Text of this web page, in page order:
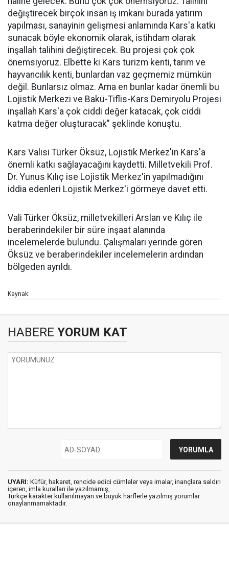
değiştirecek birçok insan iş imkanı burada yatırım
yapılması, sanayinin gelişmesi anlamında Kars'a katkı
sunacak böyle ekonomik olarak, istihdam olarak
inşallah talihini değiştirecek. Bu projesi çok çok
önemsiyoruz. Elbette ki Kars turizm kenti, tarım ve
hayvancılık kenti, bunlardan vaz geçmemiz mümkün
değil. Bunlarsız olmaz. Ama en bunlar kadar önemli bu
Lojistik Merkezi ve Bakü-Tiflis-Kars Demiryolu Projesi
inşallah Kars'a çok ciddi değer katacak, çok ciddi
katma değer oluşturacak" şeklinde konuştu.
Kars Valisi Türker Öksüz, Lojistik Merkez'in Kars'a
önemli katkı sağlayacağını kaydetti. Milletvekili Prof.
Dr. Yunus Kılıç ise Lojistik Merkez'in yapılmadığını
iddia edenleri Lojistik Merkez'i görmeye davet etti.
Vali Türker Öksüz, milletvekilleri Arslan ve Kılıç ile
beraberindekiler bir süre inşaat alanında
incelemelerde bulundu. Çalışmaları yerinde gören
Öksüz ve beraberindekiler incelemelerin ardından
bölgeden ayrıldı.
Kaynak:
HABERE YORUM KAT
UYARI: Küfür, hakaret, rencide edici cümleler veya imalar, inançlara saldırı
içeren, imla kuralları ile yazılmamış,
Türkçe karakter kullanılmayan ve büyük harflerle yazılmış yorumlar
onaylanmamaktadır.